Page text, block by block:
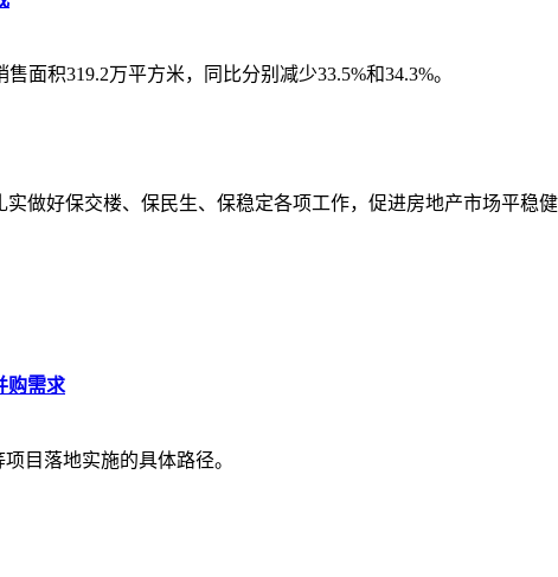
面积319.2万平方米，同比分别减少33.5%和34.3%。
做好保交楼、保民生、保稳定各项工作，促进房地产市场平稳
购需求
目落地实施的具体路径。